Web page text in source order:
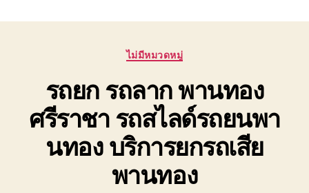
|
รถ
สไลด์
รถ
เฮี๊ยบ
24
ชม.
Categories
ไม่มีหมวดหมู่
รถยก รถลาก พานทอง
ศรีราชา รถสไลด์รถยนพา
นทอง บริการยกรถเสีย
พานทอง